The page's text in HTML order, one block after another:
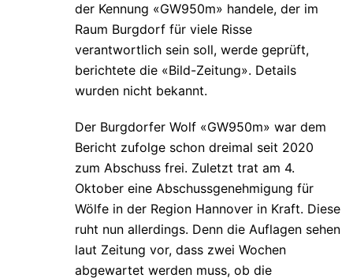
der Kennung «GW950m» handele, der im
Raum Burgdorf für viele Risse
verantwortlich sein soll, werde geprüft,
berichtete die «Bild-Zeitung». Details
wurden nicht bekannt.
Der Burgdorfer Wolf «GW950m» war dem
Bericht zufolge schon dreimal seit 2020
zum Abschuss frei. Zuletzt trat am 4.
Oktober eine Abschussgenehmigung für
Wölfe in der Region Hannover in Kraft. Diese
ruht nun allerdings. Denn die Auflagen sehen
laut Zeitung vor, dass zwei Wochen
abgewartet werden muss, ob die